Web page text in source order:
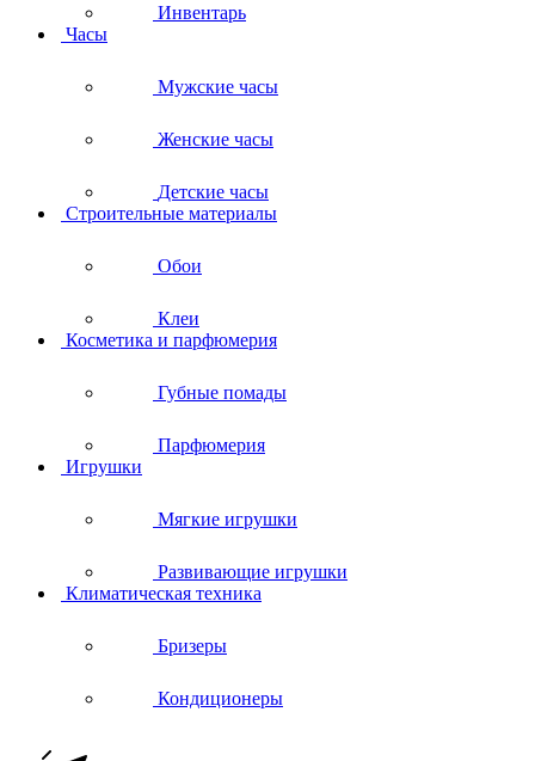
Инвентарь
Часы
Мужские часы
Женские часы
Детские часы
Строительные материалы
Обои
Клеи
Косметика и парфюмерия
Губные помады
Парфюмерия
Игрушки
Мягкие игрушки
Развивающие игрушки
Климатическая техника
Бризеры
Кондиционеры